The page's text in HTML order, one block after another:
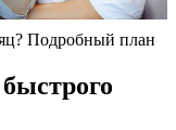
Подробный план